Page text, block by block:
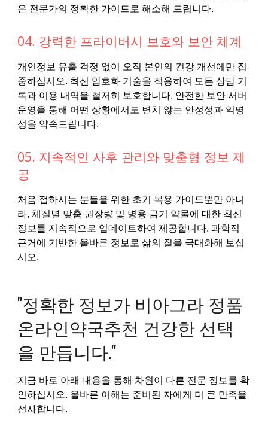
은 전문가의 정확한 가이드로 해소해 드립니다.
04. 강력한 프라이버시 보호와 보안 체계
개인정보 유출 걱정 없이 오직 본인의 건강 개선에만 집
중하십시오. 최신 암호화 기술을 적용하여 모든 상담 기
록과 이용 내역을 철저히 보호합니다. 안전한 보안 서버
운영을 통해 어떤 상황에서도 변치 않는 안정성과 익명
성을 약속드립니다.
05. 지속적인 사후 관리와 맞춤형 정보 제
공
처음 접하시는 분들을 위한 초기 복용 가이드뿐만 아니
라, 체질별 맞춤 권장량 및 병용 금기 약물에 대한 최신
정보를 지속적으로 업데이트하여 제공합니다. 과학적
근거에 기반한 올바른 정보로 삶의 질을 극대화해 보십
시오.
"정확한 정보가 비아그라 정품
온라인약국추천 건강한 선택
을 만듭니다."
지금 바로 아래 내용을 통해 차원이 다른 전문 정보를 확
인하십시오. 올바른 이해는 준비된 자에게 더 큰 만족을
선사합니다.